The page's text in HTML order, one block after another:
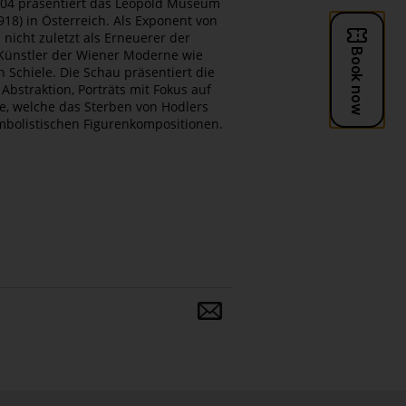
in Österreich. Als Exponent von
nicht zuletzt als Erneuerer der
der Wiener Moderne wie
Schiele. Die Schau präsentiert die
Porträts mit Fokus auf
welche das Sterben von Hodlers
Figurenkompositionen.